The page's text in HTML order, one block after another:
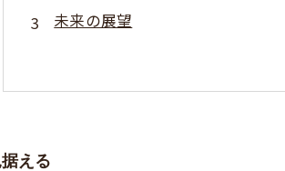
未来の展望
える